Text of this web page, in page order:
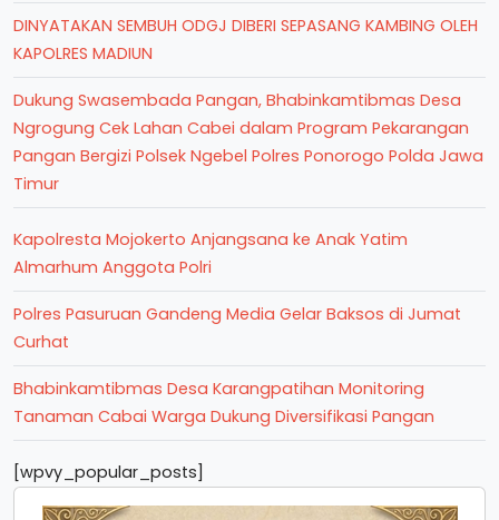
DINYATAKAN SEMBUH ODGJ DIBERI SEPASANG KAMBING OLEH
KAPOLRES MADIUN
Dukung Swasembada Pangan, Bhabinkamtibmas Desa
Ngrogung Cek Lahan Cabei dalam Program Pekarangan
Pangan Bergizi Polsek Ngebel Polres Ponorogo Polda Jawa
Timur
Kapolresta Mojokerto Anjangsana ke Anak Yatim
Almarhum Anggota Polri
Polres Pasuruan Gandeng Media Gelar Baksos di Jumat
Curhat
Bhabinkamtibmas Desa Karangpatihan Monitoring
Tanaman Cabai Warga Dukung Diversifikasi Pangan
[wpvy_popular_posts]